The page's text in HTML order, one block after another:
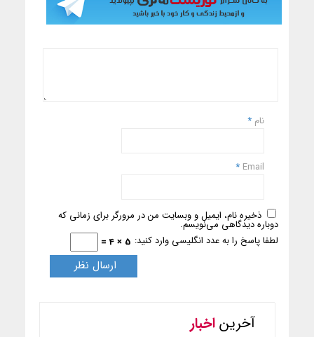
نام *
Email
*
ذخیره نام، ایمیل و وبسایت من در مرورگر برای زمانی که
دوباره دیدگاهی می‌نویسم.
لطفا پاسخ را به عدد انگلیسی وارد کنید: 5 × 4 =
آخریناخبار